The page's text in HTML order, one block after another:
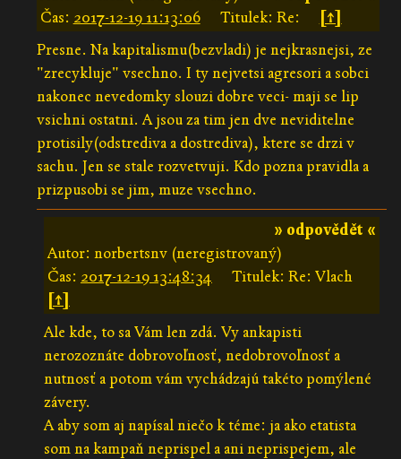
Čas: 2017-12-19 11:13:06 Titulek: Re:
[↑]
Presne. Na kapitalismu(bezvladi) je nejkrasnejsi, ze
"zrecykluje" vsechno. I ty nejvetsi agresori a sobci
nakonec nevedomky slouzi dobre veci- maji se lip
vsichni ostatni. A jsou za tim jen dve neviditelne
protisily(odstrediva a dostrediva), ktere se drzi v
sachu. Jen se stale rozvetvuji. Kdo pozna pravidla a
prizpusobi se jim, muze vsechno.
» odpovědět «
Autor: norbertsnv (neregistrovaný)
Čas: 2017-12-19 13:48:34
Titulek: Re: Vlach
[↑]
Ale kde, to sa Vám len zdá. Vy ankapisti
nerozoznáte dobrovoľnosť, nedobrovoľnosť a
nutnosť a potom vám vychádzajú takéto pomýlené
závery.
A aby som aj napísal niečo k téme: ja ako etatista
som na kampaň neprispel a ani neprispejem, ale